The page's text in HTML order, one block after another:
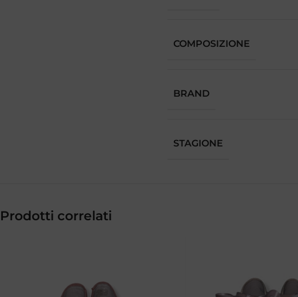
COMPOSIZIONE
BRAND
STAGIONE
Prodotti correlati